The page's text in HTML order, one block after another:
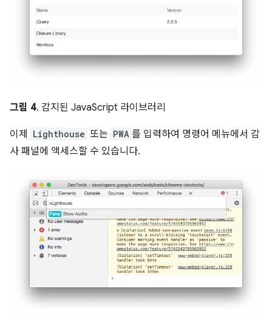
그림 4. 감지된 JavaScript 라이브러리
이제 Lighthouse 또는 PWA 를 입력하여 명령어 메뉴에서 감
사 패널에 액세스할 수 있습니다.